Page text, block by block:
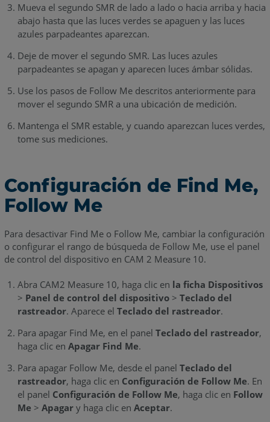
Mueva el segundo SMR de lado a lado o hacia arriba y hacia
abajo hasta que las luces verdes se apaguen y las luces
azules parpadeantes aparezcan.
Deje de mover el segundo SMR. Las luces azules
parpadeantes se apagan y aparecen luces ámbar sólidas.
Use los pasos de Follow Me descritos anteriormente para
mover el segundo SMR a una ubicación de medición.
Mantenga el SMR estable, y cuando aparezcan luces verdes,
tome sus mediciones.
Configuración de Find Me,
Follow Me
Para desactivar Find Me o Follow Me, cambiar la configuración
o configurar el rango de búsqueda de Follow Me, use el panel
de control del dispositivo en CAM 2 Measure 10.
Abra CAM2 Measure 10, haga clic en la ficha Dispositivos
> Panel de control del dispositivo> Teclado del
rastreador. Aparece el Teclado del rastreador.
Para apagar Find Me, en el panel Teclado del rastreador,
haga clic en Apagar Find Me.
Para apagar Follow Me, desde el panel Teclado del
rastreador, haga clic en Configuración de Follow Me. En
el panel Configuración de Follow Me, haga clic en Follow
Me > Apagary haga clic en Aceptar.